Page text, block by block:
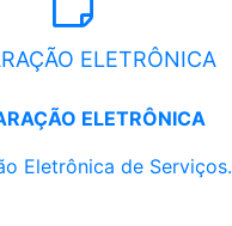
ELETRÔNICA
ELETRÔNICA
Eletrônica de Serviços.